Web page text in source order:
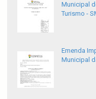
Municipal
Turismo -
Emenda
Municipal